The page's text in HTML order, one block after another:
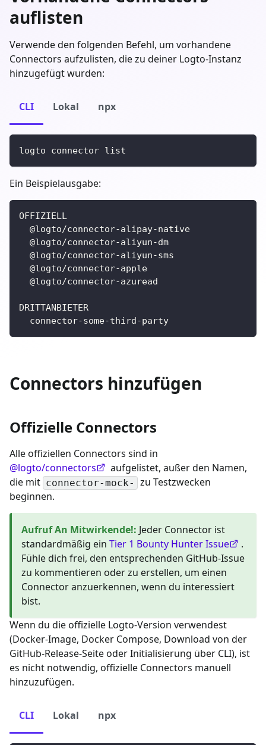
auflisten
Verwende den folgenden Befehl, um vorhandene
Connectors aufzulisten, die zu deiner Logto-Instanz
hinzugefügt wurden:
CLI Lokal npx
logto connector list
Ein Beispielausgabe:
OFFIZIELL
  @logto/connector-alipay-native
  @logto/connector-aliyun-dm
  @logto/connector-aliyun-sms
  @logto/connector-apple
  @logto/connector-azuread
DRITTANBIETER
  connector-some-third-party
Connectors hinzufügen
Offizielle Connectors
Alle offiziellen Connectors sind in
@logto/connectors
aufgelistet, außer den Namen,
die mit connector-mock-
zu Testzwecken
beginnen.
Aufruf An Mitwirkende!: Jeder Connector ist
standardmäßig ein Tier 1 Bounty Hunter Issue
.
Fühle dich frei, den entsprechenden GitHub-Issue
zu kommentieren oder zu erstellen, um einen
Connector anzuerkennen, wenn du interessiert
bist.
Wenn du die offizielle Logto-Version verwendest
(Docker-Image, Docker Compose, Download von der
GitHub-Release-Seite oder Initialisierung über CLI), ist
es nicht notwendig, offizielle Connectors manuell
hinzuzufügen.
CLI Lokal npx